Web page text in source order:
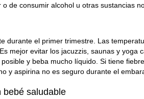
de consumir alcohol u otras sustancias
durante el primer trimestre. Las
mejor evitar los jacuzzis, saunas y yoga
y beba mucho líquido. Si tiene
y aspirina no es seguro durante el
bebé saludable